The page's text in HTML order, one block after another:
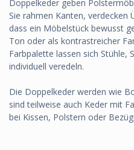
Doppelkeder geben
Sie rahmen Kanten, verdecken
dass ein Möbelstück bewusst
Ton oder als kontrastreicher
Farbpalette lassen sich Stühle,
individuell veredeln.
Die Doppelkeder werden wie
sind teilweise auch Keder mit
bei Kissen, Polstern oder